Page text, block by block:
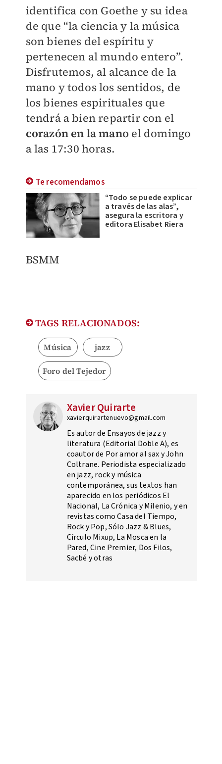
identifica con Goethe y su idea
de que “la ciencia y la música
son bienes del espíritu y
pertenecen al mundo entero”.
Disfrutemos, al alcance de la
mano y todos los sentidos, de
los bienes espirituales que
tendrá a bien repartir con el
corazón en la mano el domingo
a las 17:30 horas.
Te recomendamos
“Todo se puede explicar
a través de las alas”,
asegura la escritora y
editora Elisabet Riera
BSMM
TAGS RELACIONADOS:
Música jazz
Foro del Tejedor
Xavier Quirarte
xavierquirartenuevo@gmail.com
Es autor de Ensayos de jazz y
literatura (Editorial Doble A), es
coautor de Por amor al sax y John
Coltrane. Periodista especializado
en jazz, rock y música
contemporánea, sus textos han
aparecido en los periódicos El
Nacional, La Crónica y Milenio, y en
revistas como Casa del Tiempo,
Rock y Pop, Sólo Jazz & Blues,
Círculo Mixup, La Mosca en la
Pared, Cine Premier, Dos Filos,
Sacbé y otras